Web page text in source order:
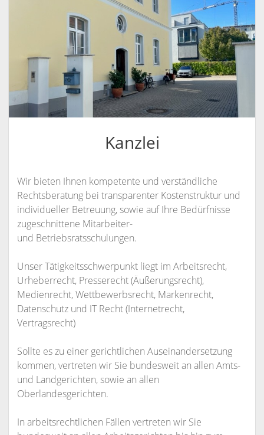
IMPRESSUM
KANZLEI
KONTAKT / INFORMATIONEN
ANFAHRT
INFORMATIONEN
SPRECHZEITEN
WIDERRUFSBELEHRUNG BEI FERNABSATZVERTRÄGEN
RECHTSANWÄLTE
RECHTSANWALT NILS PÜTZ
SCHULUNGSANGEBOTE
RECHTLICHES UPDATE FÜR AUSBILDER
URHEBERRECHT, ÄUSSERUNGSRECHT UND M
ARKENRECHT
SOCIAL MEDIA UND RECHT
URHEBERRECHT, LIZENZRECHT, ÄUSSERUNGSRECHT, P
Kanzlei
Wir bieten Ihnen kompetente und verständliche
Rechtsberatung bei transparenter Kostenstruktur und
individueller Betreuung, sowie auf Ihre Bedürfnisse
zugeschnittene Mitarbeiter-
und Betriebsratsschulungen.
Unser Tätigkeitsschwerpunkt liegt im Arbeitsrecht,
Urheberrecht, Presserecht (Äußerungsrecht),
Medienrecht, Wettbewerbsrecht, Markenrecht,
Datenschutz und IT Recht (Internetrecht,
Vertragsrecht)
Sollte es zu einer gerichtlichen Auseinandersetzung
kommen, vertreten wir Sie bundesweit an allen Amts-
und Landgerichten, sowie an allen
Oberlandesgerichten.
In arbeitsrechtlichen Fällen vertreten wir Sie